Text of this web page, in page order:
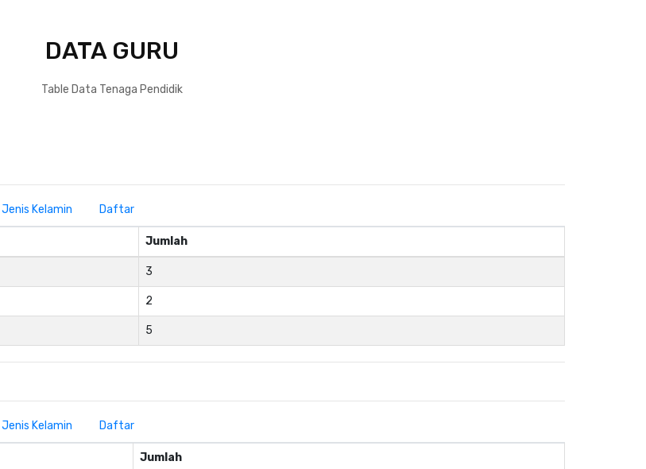
DATA GURU
Table Data Tenaga Pendidik
Jenis Kelamin Daftar
Jumlah
3
2
5
Jenis Kelamin Daftar
Jumlah